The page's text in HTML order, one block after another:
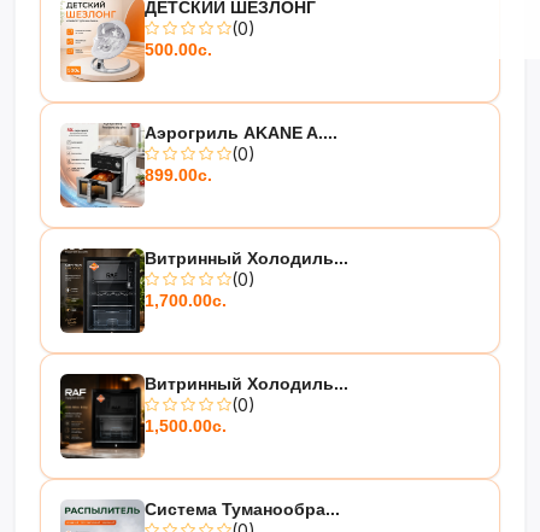
ДЕТСКИЙ ШЕЗЛОНГ
(0)
500.00с.
Аэрогриль AKANE A....
(0)
899.00с.
Витринный Холодиль...
(0)
1,700.00с.
Витринный Холодиль...
(0)
1,500.00с.
Система Туманообра...